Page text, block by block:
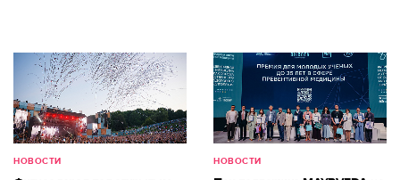
НОВОСТИ НОВОСТИ